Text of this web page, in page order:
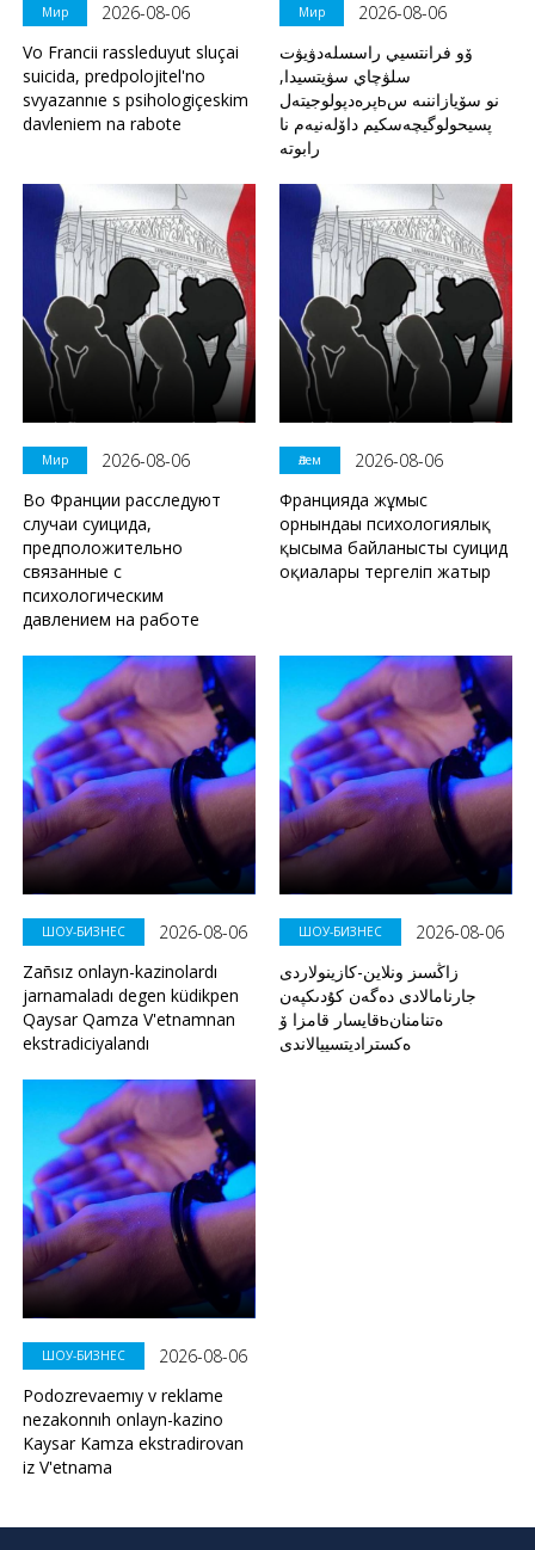
Мир
2026-08-06
Vo Francii rassleduyut sluçai
suicida, predpolojitel'no
svyazannıe s psihologiçeskim
davleniem na rabote
Мир
2026-08-06
ۆو فرانتسيي راسسلەدۋيۋت
سلۋچاي سۋيتسيدا,
پرەدپولوجيتەلьنو سۆيازاننىە س
پسيحولوگيچەسكيم داۆلەنيەم نا
رابوتە
Мир
2026-08-06
Во Франции расследуют
случаи суицида,
предположительно
связанные с
психологическим
давлением на работе
Әлем
2026-08-06
Францияда жұмыс
орнындағы психологиялық
қысымға байланысты суицид
оқиғалары тергеліп жатыр
ШОУ-БИЗНЕС
2026-08-06
Zañsız onlayn-kazinolardı
jarnamaladı degen küdikpen
Qaysar Qamza V'etnamnan
ekstradiciyalandı
ШОУ-БИЗНЕС
2026-08-06
زاڭسىز ونلاين-كازينولاردى
جارنامالادى دەگەن كۇدىكپەن
قايسار قامزا ۆьەتنامنان
ەكستراديتسييالاندى
ШОУ-БИЗНЕС
2026-08-06
Podozrevaemıy v reklame
nezakonnıh onlayn-kazino
Kaysar Kamza ekstradirovan
iz V'etnama